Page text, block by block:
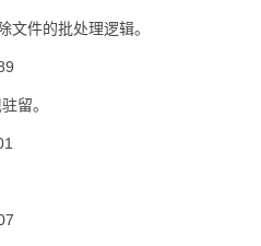
文件的批处理逻辑。
留。